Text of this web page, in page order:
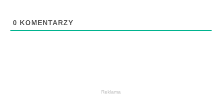
0 KOMENTARZY
Reklama